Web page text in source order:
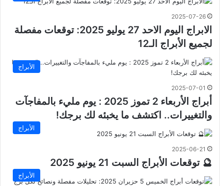
2025-07-26
الابراج اليوم الاحد 27 يوليو 2025: توقعات مفصلة
لجميع الأبراج الـ12
الأبراج
2025-07-01
أبراج الأربعاء 2 تموز 2025 : يوم مليء بالمفاجآت
والتغييرات.. اكتشف ما يخبئه لك برجك!
الأبراج
2025-06-21
🔮 توقعات الأبراج السبت 21 يونيو 2025
الأبراج